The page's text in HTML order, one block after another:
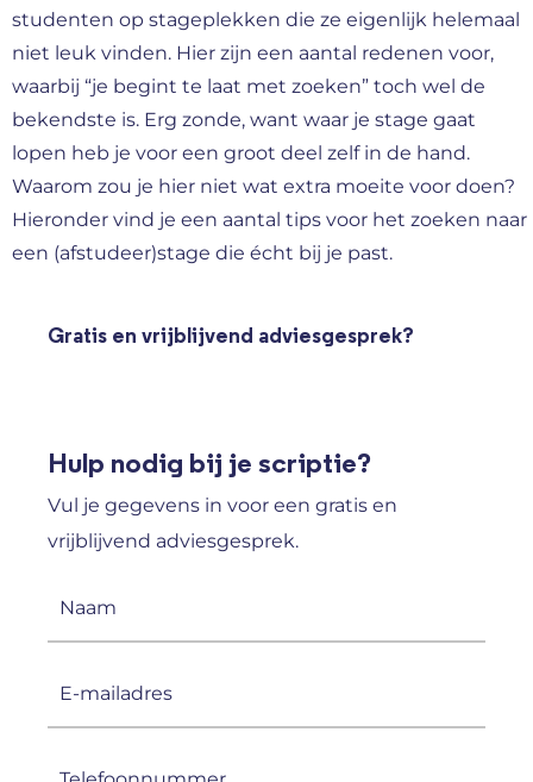
studenten op stageplekken die ze eigenlijk helemaal
niet leuk vinden. Hier zijn een aantal redenen voor,
waarbij “je begint te laat met zoeken” toch wel de
bekendste is. Erg zonde, want waar je stage gaat
lopen heb je voor een groot deel zelf in de hand.
Waarom zou je hier niet wat extra moeite voor doen?
Hieronder vind je een aantal tips voor het zoeken naar
een (afstudeer)stage die écht bij je past.
Gratis en vrijblijvend adviesgesprek?
Hulp nodig bij je scriptie?
Vul je gegevens in voor een gratis en
vrijblijvend adviesgesprek.